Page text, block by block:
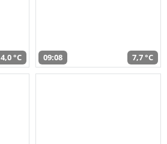
4,0 °C 09:08 7,7 °C